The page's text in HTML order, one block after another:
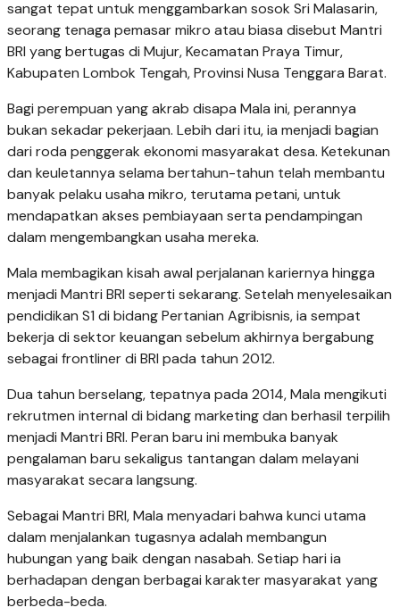
sangat tepat untuk menggambarkan sosok Sri Malasarin,
seorang tenaga pemasar mikro atau biasa disebut Mantri
BRI yang bertugas di Mujur, Kecamatan Praya Timur,
Kabupaten Lombok Tengah, Provinsi Nusa Tenggara Barat.
Bagi perempuan yang akrab disapa Mala ini, perannya
bukan sekadar pekerjaan. Lebih dari itu, ia menjadi bagian
dari roda penggerak ekonomi masyarakat desa. Ketekunan
dan keuletannya selama bertahun-tahun telah membantu
banyak pelaku usaha mikro, terutama petani, untuk
mendapatkan akses pembiayaan serta pendampingan
dalam mengembangkan usaha mereka.
Mala membagikan kisah awal perjalanan kariernya hingga
menjadi Mantri BRI seperti sekarang. Setelah menyelesaikan
pendidikan S1 di bidang Pertanian Agribisnis, ia sempat
bekerja di sektor keuangan sebelum akhirnya bergabung
sebagai frontliner di BRI pada tahun 2012.
Dua tahun berselang, tepatnya pada 2014, Mala mengikuti
rekrutmen internal di bidang marketing dan berhasil terpilih
menjadi Mantri BRI. Peran baru ini membuka banyak
pengalaman baru sekaligus tantangan dalam melayani
masyarakat secara langsung.
Sebagai Mantri BRI, Mala menyadari bahwa kunci utama
dalam menjalankan tugasnya adalah membangun
hubungan yang baik dengan nasabah. Setiap hari ia
berhadapan dengan berbagai karakter masyarakat yang
berbeda-beda.